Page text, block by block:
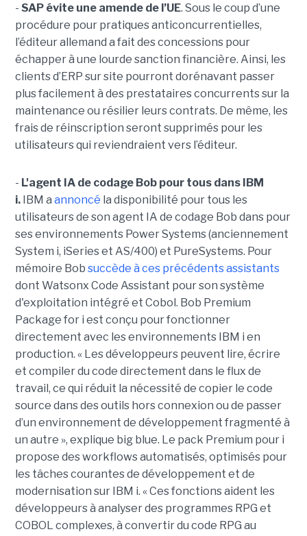
- SAP évite une amende de l’UE. Sous le coup d’une
procédure pour pratiques anticoncurrentielles,
l’éditeur allemand a fait des concessions pour
échapper à une lourde sanction financière. Ainsi, les
clients d’ERP sur site pourront dorénavant passer
plus facilement à des prestataires concurrents sur la
maintenance ou résilier leurs contrats. De même, les
frais de réinscription seront supprimés pour les
utilisateurs qui reviendraient vers l’éditeur.
- L'agent IA de codage Bob pour tous dans IBM
i.IBM a annoncé la disponibilité pour tous les
utilisateurs de son agent IA de codage Bob dans pour
ses environnements Power Systems (anciennement
System i, iSeries et AS/400) et PureSystems. Pour
mémoire Bob succède à ces précédents assistants
dont Watsonx Code Assistant pour son système
d'exploitation intégré et Cobol. Bob Premium
Package for i est conçu pour fonctionner
directement avec les environnements IBM i en
production. « Les développeurs peuvent lire, écrire
et compiler du code directement dans le flux de
travail, ce qui réduit la nécessité de copier le code
source dans des outils hors connexion ou de passer
d’un environnement de développement fragmenté à
un autre », explique big blue. Le pack Premium pour i
propose des workflows automatisés, optimisés pour
les tâches courantes de développement et de
modernisation sur IBM i. « Ces fonctions aident les
développeurs à analyser des programmes RPG et
COBOL complexes, à convertir du code RPG au